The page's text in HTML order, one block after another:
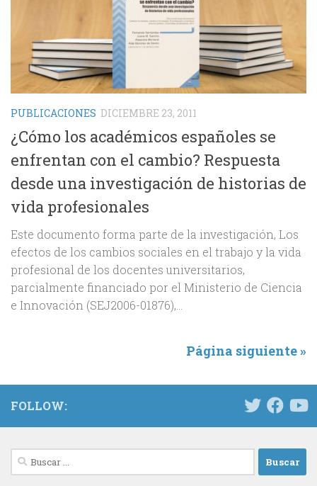
PUBLICACIONES DICIEMBRE 23, 2011
¿Cómo los académicos españoles se
enfrentan con el cambio? Respuesta
desde una investigación de historias de
vida profesionales
Este documento forma parte de la investigación, Los
efectos de los cambios sociales en el trabajo y la vida
profesional de los docentes universitarios,
parcialmente financiado por el Ministerio de Ciencia
e Innovación (SEJ2006-01876),...
Página siguiente »
FOLLOW:
Buscar: